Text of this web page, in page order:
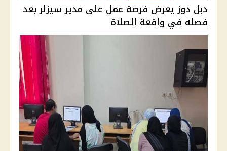
دبل دوز يعرض فرصة عمل على مدير سيزلر بعد
فصله في واقعة الصلاة